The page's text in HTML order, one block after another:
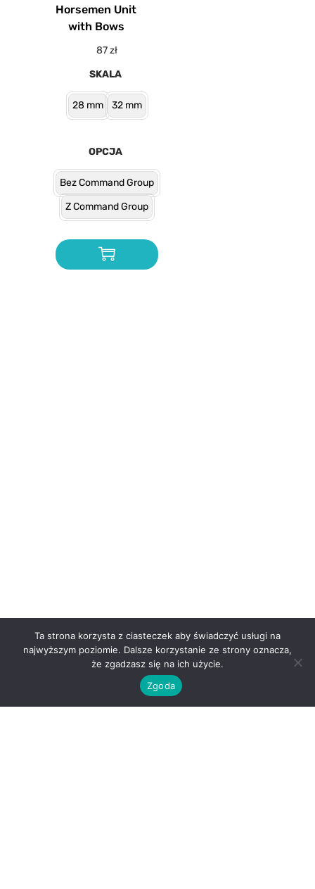
Horsemen Unit
with Bows
87zł
SKALA
28 mm 32 mm
OPCJA
Bez Command Group
Z Command Group
Ta strona korzysta z ciasteczek aby świadczyć usługi na
najwyższym poziomie. Dalsze korzystanie ze strony oznacza,
że zgadzasz się na ich użycie.
Zgoda